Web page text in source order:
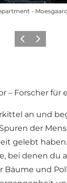
-
ZurückWeiter
– Forscher für
an und
der
gelebt
bei denen du
Bäume und